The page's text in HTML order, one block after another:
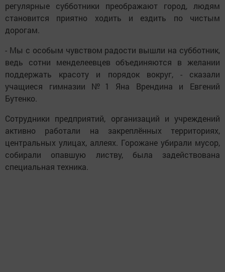
регулярные субботники преображают город, людям
становится приятно ходить и ездить по чистым
дорогам.
- Мы с особым чувством радости вышли на субботник,
ведь сотни менделеевцев объединяются в желании
поддержать красоту и порядок вокруг, - сказали
учащиеся гимназии №1 Яна Врендина и Евгений
Бутенко.
Сотрудники предприятий, организаций и учреждений
активно работали на закреплённых территориях,
центральных улицах, аллеях. Горожане убирали мусор,
собирали опавшую листву, была задействована
специальная техника.